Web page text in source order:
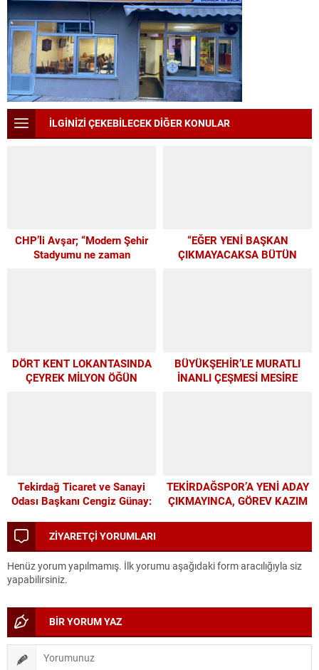
İLGİNİZİ ÇEKEBİLECEK DİĞER KONULAR
CHP’li Avşar; “Modern Şehir
Stadyumu ne zaman
“EĞER YENİ BAŞKAN
ÇIKMAYACAKSA BÜTÜN
DÖRT KENT LOKANTASINDA
ÇEYREK MİLYON ÖĞÜN
BÜYÜKŞEHİR’LE MURATLI
İNANLI ÇEŞMESİ MESİRE
Tekirdağ Ticaret ve Sanayi
Odası Başkanı Cengiz Günay:
GELEN DESTEĞİ VERİYORUZ
TEKİRDAĞSPOR’A YENİ ADAY
ÇIKMAYINCA, GÖREV KAZIM
ZİYARETÇİ YORUMLARI
Henüz yorum yapılmamış. İlk yorumu aşağıdaki form aracılığıyla siz
yapabilirsiniz.
BİR YORUM YAZ